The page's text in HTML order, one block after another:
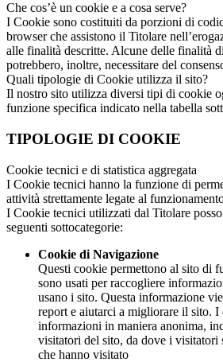
Che cos’è un cookie e a cosa serve?
I Cookie sono costituiti da porzioni di
browser che assistono il Titolare
alle finalità descritte. Alcune delle finalità
potrebbero, inoltre, necessitare del
Quali tipologie di Cookie utilizza il sito?
Il nostro sito utilizza diversi tipi di cookie
funzione specifica indicato nella tabella
TIPOLOGIE DI COOKIE
Cookie tecnici e di statistica aggregata
I Cookie tecnici hanno la funzione di
attività strettamente legate al
I Cookie tecnici utilizzati dal Titolare
seguenti sottocategorie:
Cookie di Navigazione
Questi cookie permettono al sito di
sono usati per raccogliere
usano i sito. Questa informazione
report e aiutarci a migliorare il sito.
informazioni in maniera anonima,
visitatori del sito, da dove i visitatori
che hanno visitato